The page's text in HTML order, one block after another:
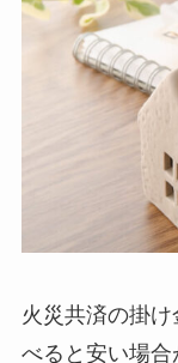
火災共済の掛
べると安い場合